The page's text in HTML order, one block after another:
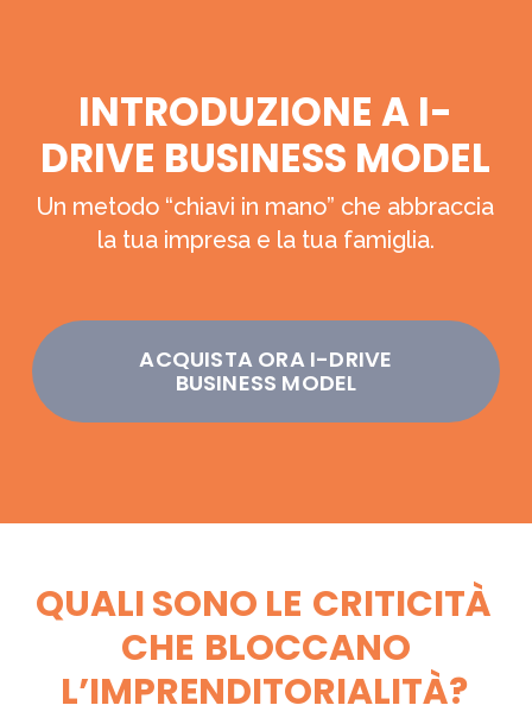
INTRODUZIONE A I-
DRIVE BUSINESS MODEL
Un metodo “chiavi in mano” che abbraccia
la tua impresa e la tua famiglia.
ACQUISTA ORA I-DRIVE
BUSINESS MODEL
QUALI SONO LE CRITICITÀ
CHE BLOCCANO
L’IMPRENDITORIALITÀ?